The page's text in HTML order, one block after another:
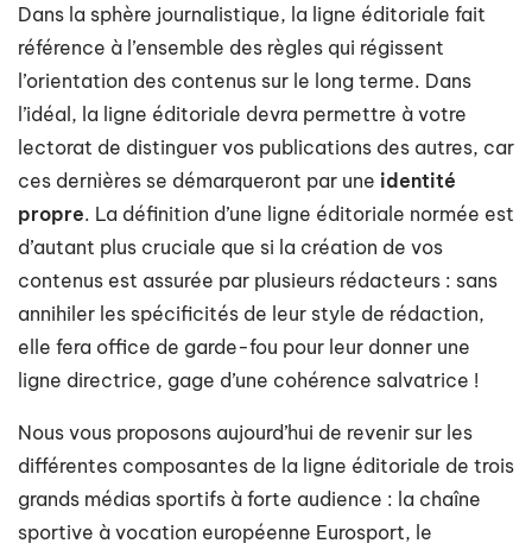
Dans la sphère journalistique, la ligne éditoriale fait
référence à l’ensemble des règles qui régissent
l’orientation des contenus sur le long terme. Dans
l’idéal, la ligne éditoriale devra permettre à votre
lectorat de distinguer vos publications des autres, car
ces dernières se démarqueront par une identité
propre. La définition d’une ligne éditoriale normée est
d’autant plus cruciale que si la création de vos
contenus est assurée par plusieurs rédacteurs : sans
annihiler les spécificités de leur style de rédaction,
elle fera office de garde-fou pour leur donner une
ligne directrice, gage d’une cohérence salvatrice !
Nous vous proposons aujourd’hui de revenir sur les
différentes composantes de la ligne éditoriale de trois
grands médias sportifs à forte audience : la chaîne
sportive à vocation européenne Eurosport, le